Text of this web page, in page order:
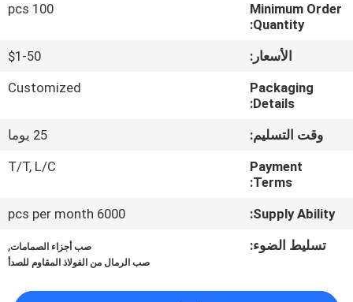
مراقبة
الجودة
اطلب
Minimum Order
Quantity:
100 pcs
الأسعار:
$1-50
Packaging
Details:
Customized
وقت التسليم:
25 يوما
Payment
Terms:
T/T, L/C
Supply Ability:
6000 pcs per month
تسليط الضوء:
صب أجزاء الصمامات,
صب الرمال من الفولاذ المقاوم للصدأ